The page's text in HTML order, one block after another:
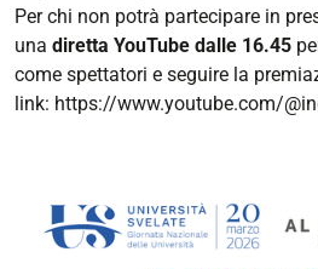
Per chi non potrà partecipare in
una diretta YouTube dalle 16.45
come spettatori e seguire la
link: https://www.youtube.com/